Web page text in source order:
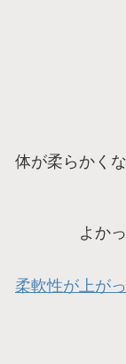
体が柔らかく
よか
柔軟性が上が